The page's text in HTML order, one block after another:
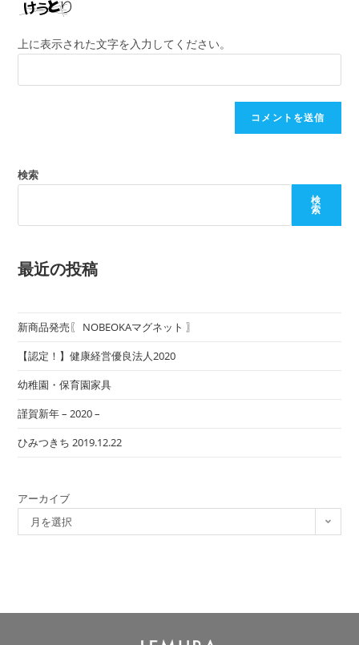
上に表示された文字を入力してください。
検索
検
索
最近の投稿
新商品発売〖 NOBEOKAマグネット 〗
【認定！】健康経営優良法人2020
幼稚園・保育園家具
謹賀新年 – 2020 –
ひみつきち 2019.12.22
アーカイブ
月を選択